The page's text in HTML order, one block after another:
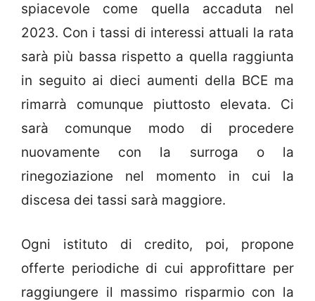
spiacevole come quella accaduta nel
2023. Con i tassi di interessi attuali la rata
sarà più bassa rispetto a quella raggiunta
in seguito ai dieci aumenti della BCE ma
rimarrà comunque piuttosto elevata. Ci
sarà comunque modo di procedere
nuovamente con la surroga o la
rinegoziazione nel momento in cui la
discesa dei tassi sarà maggiore.
Ogni istituto di credito, poi, propone
offerte periodiche di cui approfittare per
raggiungere il massimo risparmio con la